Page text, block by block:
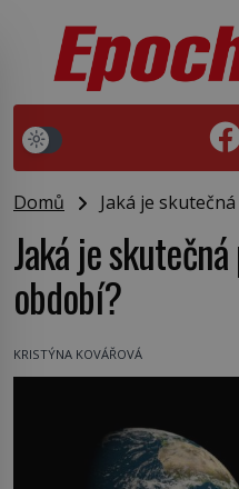
Domů Jaká je
Jaká je
období?
KRISTÝNA KOVÁŘOVÁ